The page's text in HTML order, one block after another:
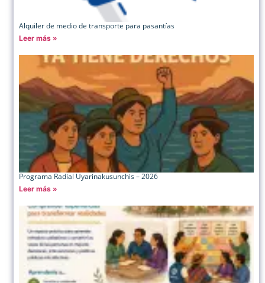
Alquiler de medio de transporte para pasantías
Leer más »
Programa Radial Uyarinakusunchis – 2026
Leer más »